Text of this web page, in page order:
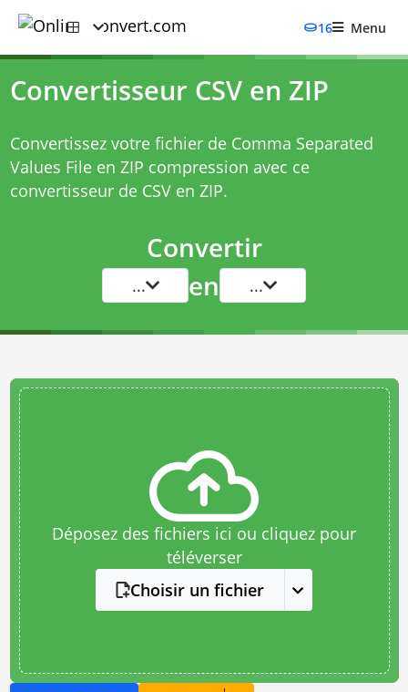
16 Menu
Convertisseur CSV en ZIP
Convertissez votre fichier de Comma Separated
Values File en ZIP compression avec ce
convertisseur de CSV en ZIP.
Convertir
... en ...
Déposez des fichiers ici ou cliquez pour
téléverser
Choisir un fichier